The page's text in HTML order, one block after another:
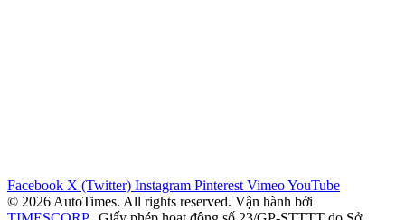
Facebook X (Twitter) Instagram Pinterest VimeoYouTube
© 2026 AutoTimes. All rights reserved. Vận hành bởi